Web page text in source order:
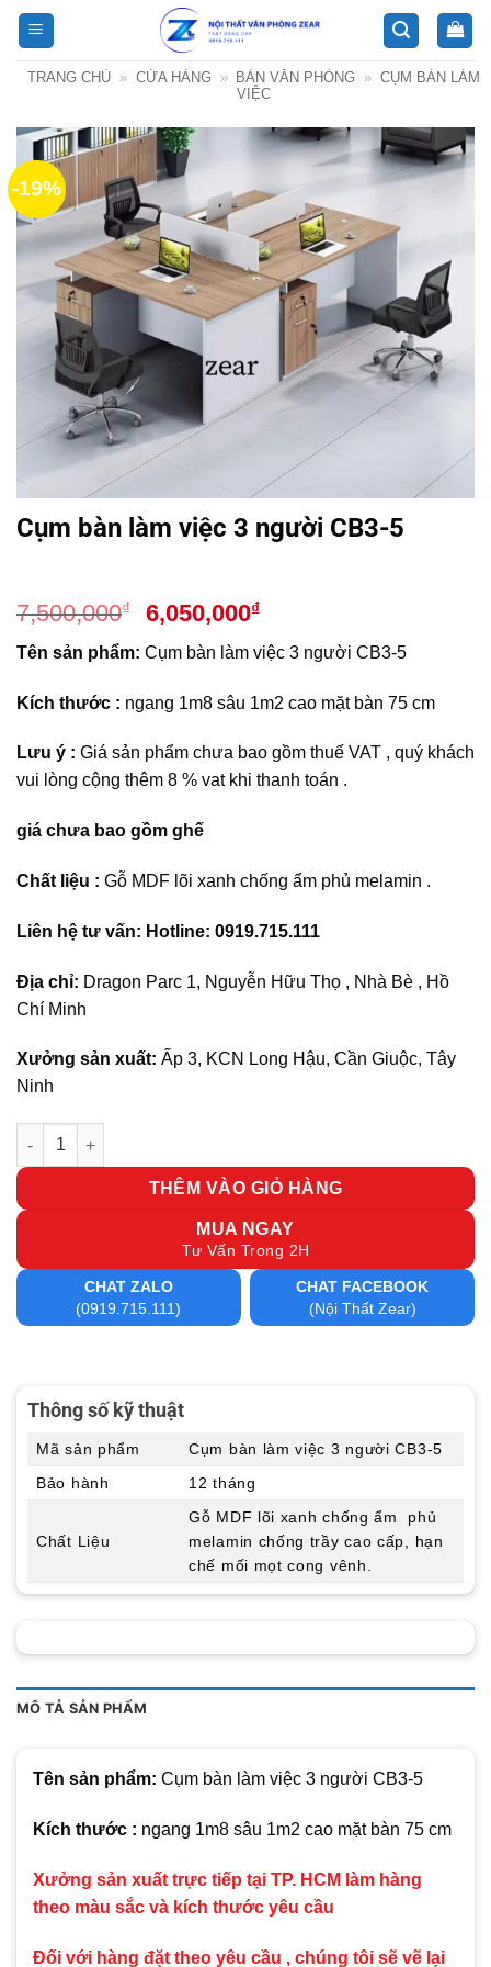
Bỏ
qua
nội
TRANG CHỦ » CỬA HÀNG » BÀN VĂN PHÒNG » CỤM BÀN LÀM
VIỆC
-19%
Cụm bàn làm việc 3 người CB3-5
7,500,000₫
Giá
là:
7,500,000₫.
6,050,000₫Giá
hiện
tại
là:
6,050,000₫.
Tên sản phẩm: Cụm bàn làm việc 3 người CB3-5
Kích thước : ngang 1m8 sâu 1m2 cao mặt bàn 75 cm
Lưu ý : Giá sản phẩm chưa bao gồm thuế VAT , quý khách
vui lòng cộng thêm 8 % vat khi thanh toán .
giá chưa bao gồm ghế
Chất liệu : Gỗ MDF lõi xanh chống ẩm phủ melamin .
Liên hệ tư vấn: Hotline: 0919.715.111
Địa chỉ: Dragon Parc 1, Nguyễn Hữu Thọ , Nhà Bè , Hồ
Chí Minh
Xưởng sản xuất: Ấp 3, KCN Long Hậu, Cần Giuộc, Tây
Ninh
Cụm bàn làm việc 3 người CB3-5 số lượng
THÊM VÀO GIỎ HÀNG
MUA NGAY
Tư Vấn Trong 2H
CHAT ZALO
(0919.715.111)
CHAT FACEBOOK
(Nội Thất Zear)
MÔ TẢ SẢN PHẨM
Tên sản phẩm: Cụm bàn làm việc 3 người CB3-5
Kích thước : ngang 1m8 sâu 1m2 cao mặt bàn 75 cm
Xưởng sản xuất trực tiếp tại TP. HCM làm hàng
theo màu sắc và kích thước yêu cầu
Đối với hàng đặt theo yêu cầu , chúng tôi sẽ vẽ lại
Thông số kỹ thuật
Mã sản phẩm
Cụm bàn làm việc 3 người CB3-5
Bảo hành
12 tháng
Chất Liệu
Gỗ MDF lõi xanh chống ẩm phủ
melamin chống trầy cao cấp, hạn
chế mối mọt cong vênh.